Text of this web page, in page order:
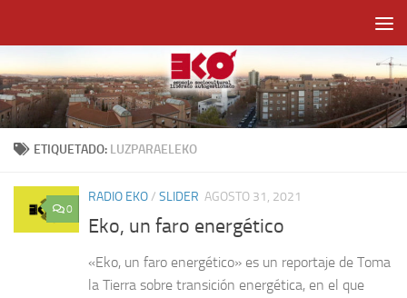
ETIQUETADO: LUZPARAELEKO
0
RADIO EKO/ SLIDER AGOSTO 31, 2021
Eko, un faro energético
«Eko, un faro energético» es un reportaje de Toma
la Tierra sobre transición energética, en el que